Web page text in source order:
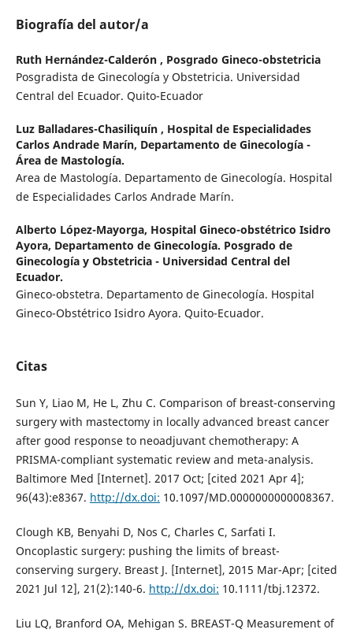
Biografía del autor/a
Ruth Hernández-Calderón , Posgrado Gineco-obstetricia
Posgradista de Ginecología y Obstetricia. Universidad
Central del Ecuador. Quito-Ecuador
Luz Balladares-Chasiliquín , Hospital de Especialidades
Carlos Andrade Marín, Departamento de Ginecología -
Área de Mastología.
Area de Mastología. Departamento de Ginecología. Hospital
de Especialidades Carlos Andrade Marín.
Alberto López-Mayorga, Hospital Gineco-obstétrico Isidro
Ayora, Departamento de Ginecología. Posgrado de
Ginecología y Obstetricia - Universidad Central del
Ecuador.
Gineco-obstetra. Departamento de Ginecología. Hospital
Gineco-Obstétrico Isidro Ayora. Quito-Ecuador.
Citas
Sun Y, Liao M, He L, Zhu C. Comparison of breast-conserving
surgery with mastectomy in locally advanced breast cancer
after good response to neoadjuvant chemotherapy: A
PRISMA-compliant systematic review and meta-analysis.
Baltimore Med [Internet]. 2017 Oct; [cited 2021 Apr 4];
96(43):e8367. http://dx.doi: 10.1097/MD.0000000000008367.
Clough KB, Benyahi D, Nos C, Charles C, Sarfati I.
Oncoplastic surgery: pushing the limits of breast-
conserving surgery. Breast J. [Internet], 2015 Mar-Apr; [cited
2021 Jul 12], 21(2):140-6. http://dx.doi: 10.1111/tbj.12372.
Liu LQ, Branford OA, Mehigan S. BREAST-Q Measurement of